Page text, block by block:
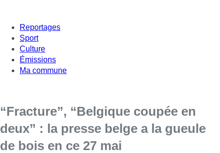
Reportages
Sport
Culture
Émissions
Ma commune
“Fracture”, “Belgique coupée en
deux” : la presse belge a la gueule
de bois en ce 27 mai